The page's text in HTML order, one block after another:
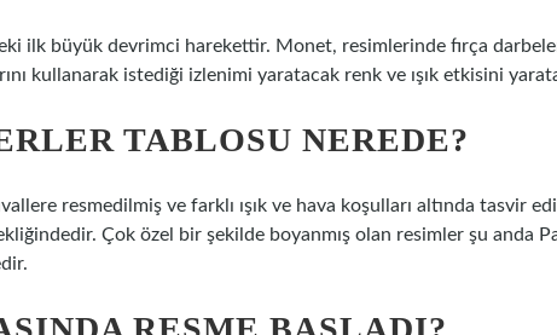
ilk büyük devrimci harekettir. Monet, resimlerinde fırça
kullanarak istediği izlenimi yaratacak renk ve ışık etkisini
TABLOSU NEREDE?
resmedilmiş ve farklı ışık ve hava koşulları altında tasvir
Çok özel bir şekilde boyanmış olan resimler şu anda